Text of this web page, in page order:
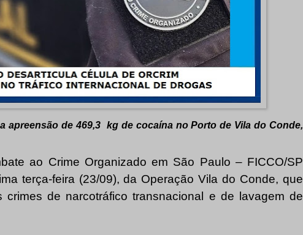
apreensão de 469,3 kg de cocaína no Porto de Vila do Conde,
ao Crime Organizado em São Paulo – FICCO/SP
terça-feira (23/09), da Operação Vila do Conde, que
de narcotráfico transnacional e de lavagem de